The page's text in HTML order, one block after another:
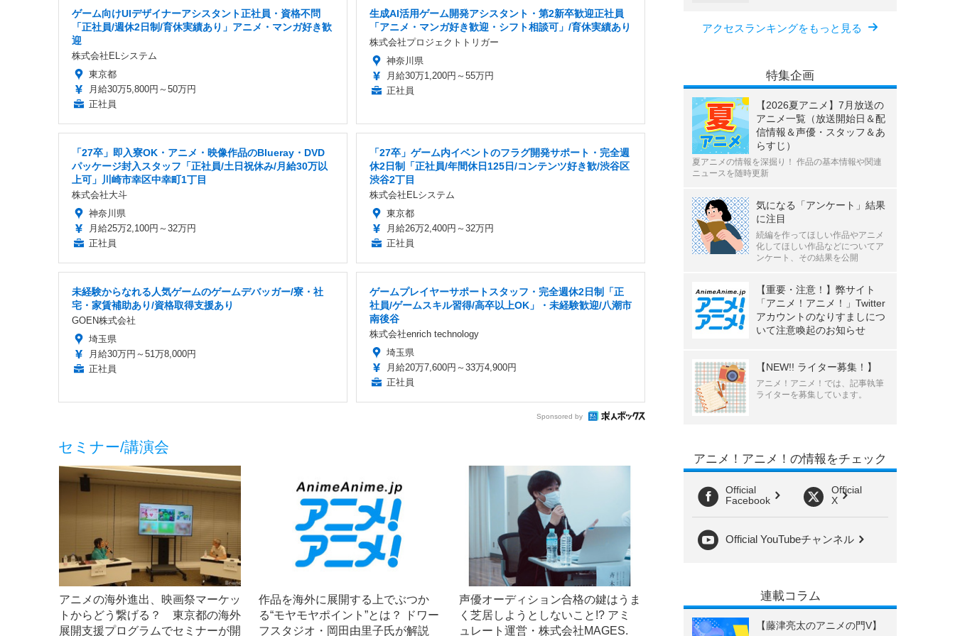
ゲーム向けUIデザイナーアシスタント正社員・資格不問
「正社員/週休2日制/育休実績あり」アニメ・マンガ好き歓
迎
株式会社ELシステム
東京都
月給30万5,800円～50万円
正社員
生成AI活用ゲーム開発アシスタント・第2新卒歓迎正社員
「アニメ・マンガ好き歓迎・シフト相談可」/育休実績あり
株式会社プロジェクトトリガー
神奈川県
月給30万1,200円～55万円
正社員
「27卒」即入寮OK・アニメ・映像作品のBlueray・DVD
パッケージ封入スタッフ「正社員/土日祝休み/月給30万以
上可」川崎市幸区中幸町1丁目
株式会社大斗
神奈川県
月給25万2,100円～32万円
正社員
「27卒」ゲーム内イベントのフラグ開発サポート・完全週
休2日制「正社員/年間休日125日/コンテンツ好き歓/渋谷区
渋谷2丁目
株式会社ELシステム
東京都
月給26万2,400円～32万円
正社員
未経験からなれる人気ゲームのゲームデバッガー/寮・社
宅・家賃補助あり/資格取得支援あり
GOEN株式会社
埼玉県
月給30万円～51万8,000円
正社員
ゲームプレイヤーサポートスタッフ・完全週休2日制「正
社員/ゲームスキル習得/高卒以上OK」・未経験歓迎/八潮市
南後谷
株式会社enrich technology
埼玉県
月給20万7,600円～33万4,900円
正社員
Sponsored by
セミナー/講演会
アニメの海外進出、映画祭マーケッ
トからどう繋げる？ 東京都の海外
展開支援プログラムでセミナーが開
作品を海外に展開する上でぶつか
る“モヤモヤポイント”とは？ ドワー
フスタジオ・岡田由里子氏が解説
声優オーディション合格の鍵はうま
く芝居しようとしないこと!? アミ
ュレート運営・株式会社MAGES.
アクセスランキングをもっと見る
特集企画
【2026夏アニメ】7月放送の
アニメ一覧（放送開始日＆配
信情報＆声優・スタッフ＆あ
らすじ）
夏アニメの情報を深掘り！ 作品の基本情報や関連
ニュースを随時更新
気になる「アンケート」結果
に注目
続編を作ってほしい作品やアニメ
化してほしい作品などについてア
ンケート、その結果を公開
【重要・注意！】弊サイト
「アニメ！アニメ！」Twitter
アカウントのなりすましにつ
いて注意喚起のお知らせ
【NEW!! ライター募集！】
アニメ！アニメ！では、記事執筆
ライターを募集しています。
アニメ！アニメ！の情報をチェック
Official
Facebook
Official
X
Official YouTubeチャンネル
連載コラム
【藤津亮太のアニメの門V】